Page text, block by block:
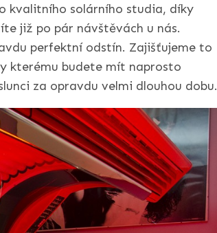
kvalitního solárního studia, díky
již po pár návštěvách u nás.
perfektní odstín. Zajišťujeme to
kterému budete mít naprosto
za opravdu velmi dlouhou dobu.